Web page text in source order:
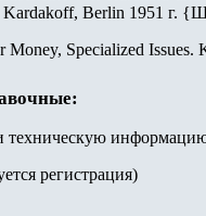
Berlin 1951 г. {
Money, Specialized
техническую
регистрация)